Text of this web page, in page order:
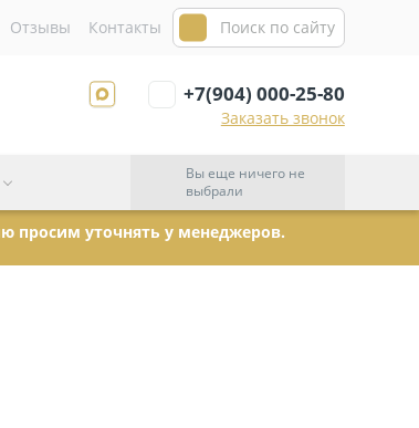
Отзывы Контакты
+7(904) 000-25-80
Заказать звонок
Вы еще ничего не
выбрали
просим уточнять у менеджеров.